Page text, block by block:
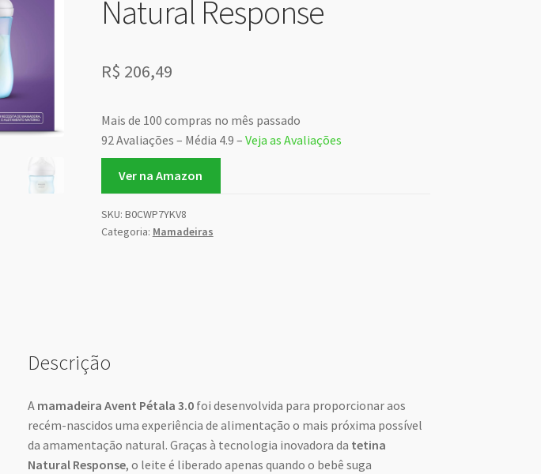
Natural Response
R$ 206,49
Mais de 100 compras no mês passado
92 Avaliações – Média 4.9 – Veja as Avaliações
Ver na Amazon
SKU: B0CWP7YKV8
Categoria: Mamadeiras
Descrição
A mamadeira Avent Pétala 3.0 foi desenvolvida para proporcionar aos
recém-nascidos uma experiência de alimentação o mais próxima possível
da amamentação natural. Graças à tecnologia inovadora da tetina
Natural Response, o leite é liberado apenas quando o bebê suga